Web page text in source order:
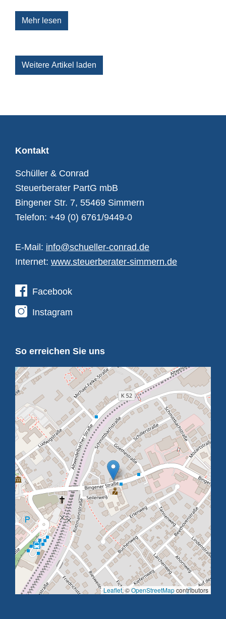
Mehr lesen
Weitere Artikel laden
Kontakt
Schüller & Conrad
Steuerberater PartG mbB
Bingener Str. 7, 55469 Simmern
Telefon: +49 (0) 6761/9449-0
E-Mail: info@schueller-conrad.de
Internet: www.steuerberater-simmern.de
Facebook
Instagram
So erreichen Sie uns
Leaflet, ©OpenStreetMapcontributors